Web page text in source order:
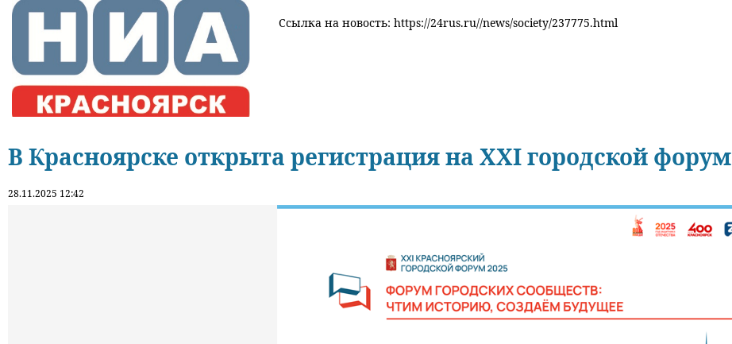
Ссылка на новость: https://24rus.ru//news/society/237775.html
В Красноярске открыта регистрация на XXI городской форум
28.11.2025 12:42